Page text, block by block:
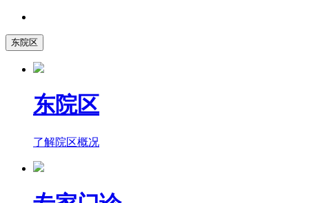
东院区
东院区
了解院区概况